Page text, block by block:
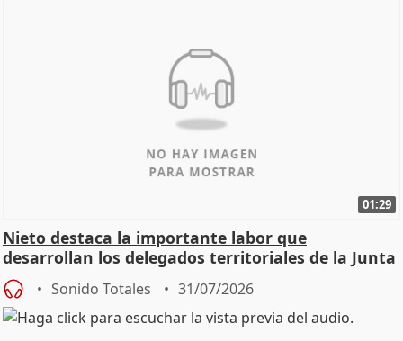
01:29
Nieto destaca la importante labor que
desarrollan los delegados territoriales de la Junta
Sonido Totales 31/07/2026